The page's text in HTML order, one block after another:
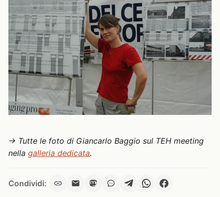
→ Tutte le foto di Giancarlo Baggio sul TEH meeting
nella galleria dedicata.
Condividi: